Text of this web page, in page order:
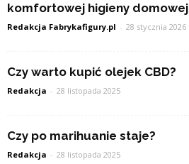
komfortowej higieny domowej
Redakcja Fabrykafigury.pl - 28 stycznia 2026
Czy warto kupić olejek CBD?
Redakcja - 28 listopada 2025
Czy po marihuanie staje?
Redakcja - 28 listopada 2025